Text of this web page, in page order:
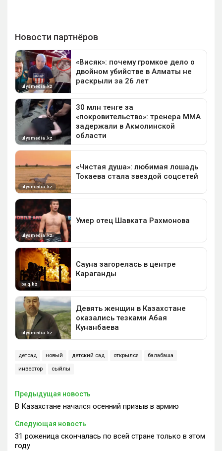
детсад новый детский сад открылся балабақша
инвестор сыйлық
Предыдущая новость
В Казахстане начался осенний призыв в армию
Следующая новость
31 роженица скончалась по всей стране только в этом
году